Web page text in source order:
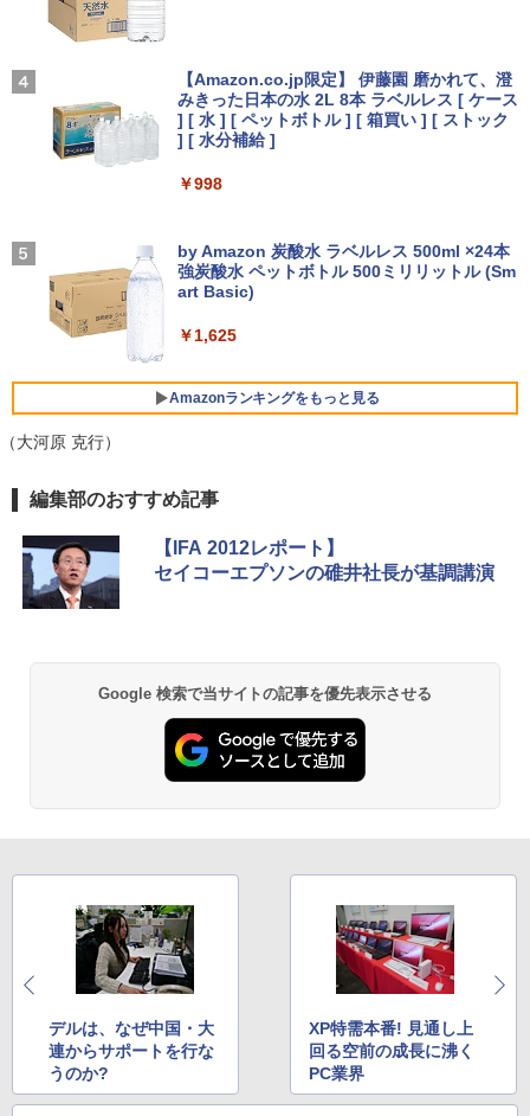
ラ×テンキー】富士通 LIFEBOOK A5510/
Core i5-10210U/メモリ: 8GB/16GB/32G
B/SSD:256GB/512GB/1TB/Wi-fi/Blueto
oth/15.6型/HDMI/USB3.2/パソコン 中古
中古ノートパソコン Lenovo ThinkPad
Office 2024付き メモリ16GB SSD512G
B/1TB選択可 14型 軽量 モバイル ビジネ
￥34,980
5
【6,000円クーポンOFF】 ノートパソコ
メモリ 512GB SSD 大容量バッテリー Wi
ndows11 USB3.2 Type-C FHD パソコン
静音 office デスクトップ オフィス pc テ
￥52,900
【Windows11】 【超小型】 DELL Opti
Core i5 8400T/1.70GHz 8GB SSD256G
パソコン PC 【中古】
￥22,500
5
WF1/B1 FMVWB1F1B Windows11 Cele
ron 3865U 1.8GHz メモリ8GB 2TB 23.8
￥22,800
【IPSパネル/フレームレス】 液晶モニタ
ー 27インチ PS5 対応 フルHD スピーカ
ー 内蔵 VESA 対応 リフレッシュレート 1
1FHD 27型 JNIPS271FHD ジャパンネク
￥19,800
ー 1920*1080 FHD HDR パソコン モニタ
ー 非光沢 IPS VESA Freesync スピーカ
￥22,999
￥2,750
￥2,200
レスイヤホン bluetooth イヤホン V12 小型
軽量 ブルートゥースHi-Fi 最大36時間再生 ぶ
るーとゅーす コードレス ENCノイズキャン
セリング 自動ペアリング Type-C充電 マイク
学/WEB会議(ホワイト)
Xiaomi シャオミ REDMI Buds 8 Lite ワイヤ
リング ANC 36時間再生
￥250
￥250
【Amazon.co.jp限定】 伊藤園 磨かれて、澄
みきった日本の水 2L 8本 ラベルレス [ ケース
] [ 水 ] [ ペットボトル ] [ 箱買い ] [ ストック
] [ 水分補給 ]
￥998
by Amazon 炭酸水 ラベルレス 500ml ×24本
強炭酸水 ペットボトル 500ミリリットル (Sm
art Basic)
￥1,625
Amazonランキングをもっと見る
薬屋のひとりごと 17巻 (デジタル版ビッグガ
ンガンコミックス)
￥770
クスDIGITAL)
エース)
HUNTER×HUNTER モノクロ版 39 (ジャンプ
コミックスDIGITAL)
スーパーの裏でヤニ吸うふたり 9巻 (デジタル
（大河原 克行）
編集部のおすすめ記事
【IFA 2012レポート】
セイコーエプソンの碓井社長が基調講演
Google 検索で当サイトの記事を優先表示させる
デルは、なぜ中国・大
連からサポートを行な
うのか?
XP特需本番! 見通し上
回る空前の成長に沸く
PC業界